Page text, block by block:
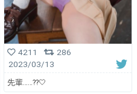
4211
286
2023/03/13
先輩……??🤍